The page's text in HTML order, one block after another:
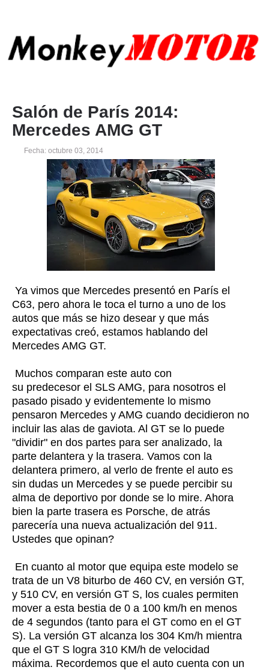
Salón de París 2014:
Mercedes AMG GT
Fecha: octubre 03, 2014
Ya vimos que Mercedes presentó en París el
C63, pero ahora le toca el turno a uno de los
autos que más se hizo desear y que más
expectativas creó, estamos hablando del
Mercedes AMG GT.
Muchos comparan este auto con
su predecesor el SLS AMG, para nosotros el
pasado pisado y evidentemente lo mismo
pensaron Mercedes y AMG cuando decidieron no
incluir las alas de gaviota. Al GT se lo puede
"dividir" en dos partes para ser analizado, la
parte delantera y la trasera. Vamos con la
delantera primero, al verlo de frente el auto es
sin dudas un Mercedes y se puede percibir su
alma de deportivo por donde se lo mire. Ahora
bien la parte trasera es Porsche, de atrás
parecería una nueva actualización del 911.
Ustedes que opinan?
En cuanto al motor que equipa este modelo se
trata de un V8 biturbo de 460 CV, en versión GT,
y 510 CV, en versión GT S, los cuales permiten
mover a esta bestia de 0 a 100 km/h en menos
de 4 segundos (tanto para el GT como en el GT
S). La versión GT alcanza los 304 Km/h mientra
que el GT S logra 310 KM/h de velocidad
máxima. Recordemos que el auto cuenta con un